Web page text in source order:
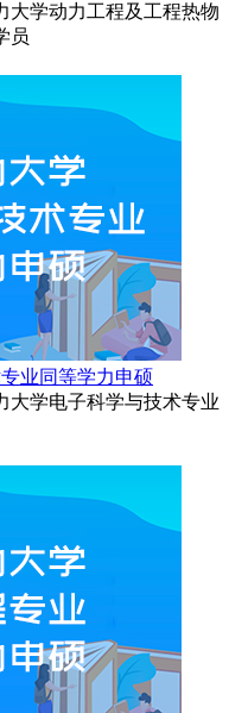
大学动力工程及工程热物
员
业同等学力申硕
大学电子科学与技术专业